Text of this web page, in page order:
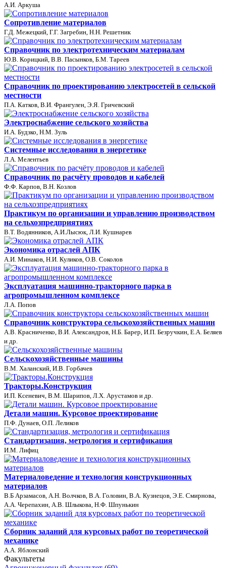
А.И. Аркуша
Сопротивление материалов
Г.Д. Межецкий, Г.Г. Загребин, Н.Н. Решетник
Справочник по электротехническим материалам
Ю.В. Корицкий, В.В. Пасынков, Б.М. Тареев
Справочник по проектированию электросетей в сельской
местности
П.А. Катков, В.И. Франгулен, Э.Я. Гричевский
Электроснабжение сельского хозяйства
И.А. Будзко, Н.М. Зуль
Системные исследования в энергетике
Л.А. Мелентьев
Справочник по расчёту проводов и кабелей
Ф.Ф. Карпов, В.Н. Козлов
Практикум по организации и управлению производством
на сельхозпредприятиях
В.Т. Водянников, А.И.Лысюк, Л.И. Кушнарев
Экономика отраслей АПК
А.И. Минаков, Н.И. Куликов, О.В. Соколов
Эксплуатация машинно-тракторного парка в
агропромышленном комплексе
Л.А. Попов
Справочник конструктора сельскохозяйственных машин
А.В. Красниченко, В.И. Александров, Н.Б. Барер, И.П. Безручкин, Е.А. Беляев
и др.
Сельскохозяйственные машины
В.М. Халанский, И.В. Горбачев
Тракторы.Конструкция
И.П. Ксеневич, В.М. Шарипов, Л.Х. Арустамов и др.
Детали машин. Курсовое проектирование
П.Ф. Дунаев, О.П. Леликов
Стандартизация, метрология и сертификация
И.М. Лифиц
Материаловедение и технология конструкционных
материалов
В.Б Арзамасов, А.Н. Волчков, В.А. Головин, В.А. Кузнецов, Э.Е. Смирнова,
А.А. Черепахин, А.В. Шлыкова, Н.Ф. Шпунькин
Сборник заданий для курсовых работ по теоретической
механике
А.А. Яблонский
Факультеты